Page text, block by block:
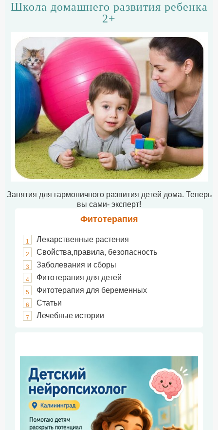
Школа домашнего развития ребенка
2+
Занятия для гармоничного развития детей дома. Теперь
вы сами- эксперт!
Фитотерапия
1 Лекарственные растения
2 Свойства,правила, безопасность
3 Заболевания и сборы
4 Фитотерапия для детей
5 Фитотерапия для беременных
6 Статьи
7 Лечебные истории